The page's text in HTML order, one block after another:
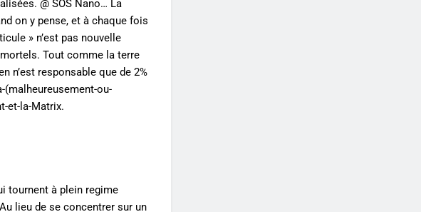
@ SOS Nano… La
on y pense, et à chaque fois
» n’est pas nouvelle
Tout comme la terre
n’est responsable que de 2%
(malheureusement-ou-
et-la-Matrix.
tournent à plein regime
lieu de se concentrer sur un